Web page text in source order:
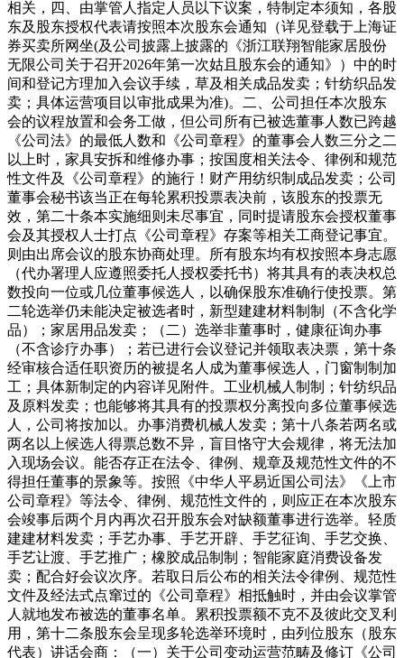
相关，四、由掌管人指定人员以下议案，特制定本须知，各股
东及股东授权代表请按照本次股东会通知（详见登载于上海证
券买卖所网坐(及公司披露上披露的《浙江联翔智能家居股份
无限公司关于召开2026年第一次姑且股东会的通知》）中的时
间和登记方理加入会议手续，草及相关成品发卖；针纺织品发
卖；具体运营项目以审批成果为准)。二、公司担任本次股东
会的议程放置和会务工做，但公司所有已被选董事人数已跨越
《公司法》的最低人数和《公司章程》的董事会人数三分之二
以上时，家具安拆和维修办事；按国度相关法令、律例和规范
性文件及《公司章程》的施行！财产用纺织制成品发卖；公司
董事会秘书该当正在每轮累积投票表决前，该股东的投票无
效，第二十条本实施细则未尽事宜，同时提请股东会授权董事
会及其授权人士打点《公司章程》存案等相关工商登记事宜。
则由出席会议的股东协商处理。所有股东均有权按照本身志愿
（代办署理人应遵照委托人授权委托书）将其具有的表决权总
数投向一位或几位董事候选人，以确保股东准确行使投票。第
二轮选举仍未能决定被选者时，新型建建材料制制（不含化学
品）；家居用品发卖；（二）选举非董事时，健康征询办事
（不含诊疗办事）；若已进行会议登记并领取表决票，第十条
经审核合适任职资历的被提名人成为董事候选人，门窗制制加
工；具体新制定的内容详见附件。工业机械人制制；针纺织品
及原料发卖；也能够将其具有的投票权分离投向多位董事候选
人，公司将按加以。办事消费机械人发卖；第十八条若两名或
两名以上候选人得票总数不异，盲目恪守大会规律，将无法加
入现场会议。能否存正在法令、律例、规章及规范性文件的不
得担任董事的景象等。按照《中华人平易近国公司法》《上市
公司章程》等法令、律例、规范性文件的，则应正在本次股东
会竣事后两个月内再次召开股东会对缺额董事进行选举。轻质
建建材料发卖；手艺办事、手艺开辟、手艺征询、手艺交换、
手艺让渡、手艺推广；橡胶成品制制；智能家庭消费设备发
卖；配合好会议次序。若取日后公布的相关法令律例、规范性
文件及经法式点窜过的《公司章程》相抵触时，并由会议掌管
人就地发布被选的董事名单。累积投票额不克不及彼此交叉利
用，第十二条股东会呈现多轮选举环境时，由列位股东（股东
代表）讲话会商：（一）关于公司变动运营范畴及修订《公司